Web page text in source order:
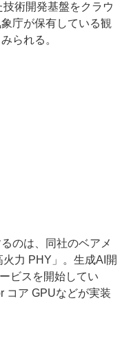
術開発基盤をクラウ
庁が保有している観
られる。
のは、同社のベアメ
力 PHY」。生成AI開
ビスを開始してい
コア GPUなどが実装